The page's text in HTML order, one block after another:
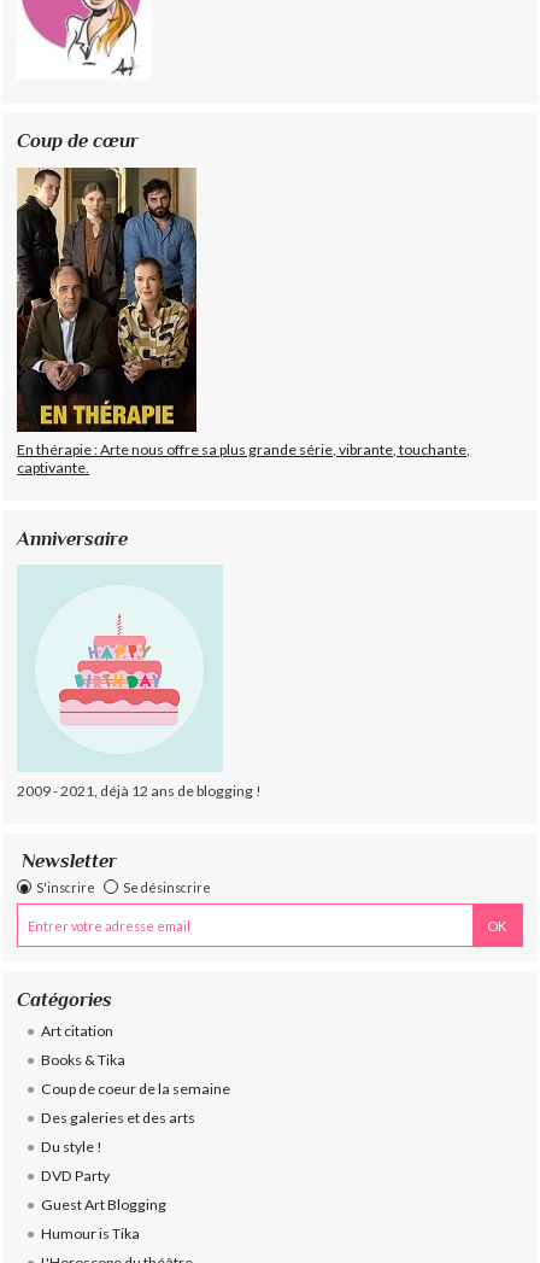
Coup de cœur
En thérapie : Arte nous offre sa plus grande série, vibrante, touchante,
captivante.
Anniversaire
2009 - 2021, déjà 12 ans de blogging !
Newsletter
S'inscrire Se désinscrire
Catégories
Art citation
Books & Tika
Coup de coeur de la semaine
Des galeries et des arts
Du style !
DVD Party
Guest Art Blogging
Humour is Tika